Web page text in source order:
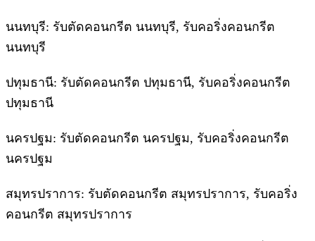
นนทบุรี: รับตัดคอนกรีต นนทบุรี, รับคอริ่งคอนกรีต
นนทบุรี
ปทุมธานี: รับตัดคอนกรีต ปทุมธานี, รับคอริ่งคอนกรีต
ปทุมธานี
นครปฐม: รับตัดคอนกรีต นครปฐม, รับคอริ่งคอนกรีต
นครปฐม
สมุทรปราการ: รับตัดคอนกรีต สมุทรปราการ, รับคอริ่ง
คอนกรีต สมุทรปราการ